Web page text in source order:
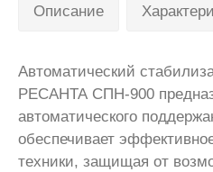
Описание
Автоматический
РЕСАНТА СПН-900
автоматического
обеспечивает
техники, защищая от